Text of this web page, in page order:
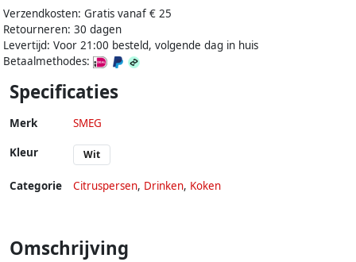
Verzendkosten: Gratis vanaf € 25
Retourneren: 30 dagen
Levertijd: Voor 21:00 besteld, volgende dag in huis
Betaalmethodes:
Specificaties
Merk SMEG
Kleur Wit
Categorie Citruspersen, Drinken, Koken
Omschrijving